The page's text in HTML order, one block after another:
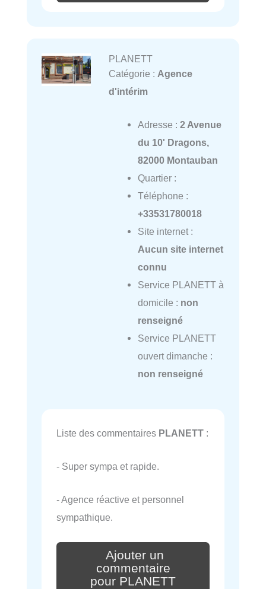
PLANETT
Catégorie : Agence
d'intérim
Adresse : 2 Avenue
du 10' Dragons,
82000 Montauban
Quartier :
Téléphone :
+33531780018
Site internet :
Aucun site internet
connu
Service PLANETT à
domicile : non
renseigné
Service PLANETT
ouvert dimanche :
non renseigné
Liste des commentaires PLANETT :
- Super sympa et rapide.
- Agence réactive et personnel
sympathique.
Ajouter un
commentaire
pour PLANETT